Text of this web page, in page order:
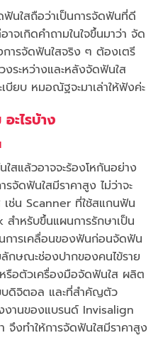
ฟันใสถือว่าเป็นการจัดฟันที่ดี
จเกิดคำถามในใจขึ้นมาว่า จัด
ารจัดฟันใสจริง ๆ ต้องเตรี
ระหว่างและหลังจัดฟันใส
บียบ หมอณัฐจะมาเล่าให้ฟังค่ะ
ะไรบ้าง
สแล้วอาจจะร้องโหกันอย่าง
จัดฟันใสมีราคาสูง ไม่ว่าจะ
เช่น Scanner ที่ใช้สแกนฟัน
ำหรับขึ้นแผนการรักษาเป็น
ารเคลื่อนของฟันก่อนจัดฟัน
กษณะช่องปากของคนไข้ราย
รือตัวเครื่องมือจัดฟันใส ผลิต
ดิจิตอล และที่สำคัญตัว
งานของแบรนด์ Invisalign
จึงทำให้การจัดฟันใสมีราคาสูง